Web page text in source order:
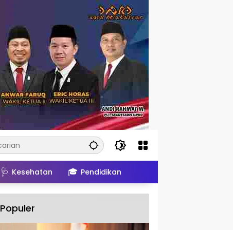
🩺 Kesehatan 🎓 Pendidikan
Populer